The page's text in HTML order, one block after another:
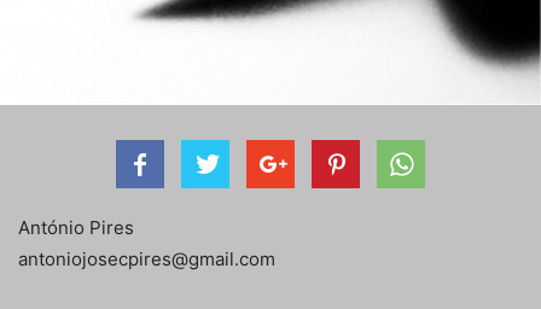
António Pires
antoniojosecpires@gmail.com